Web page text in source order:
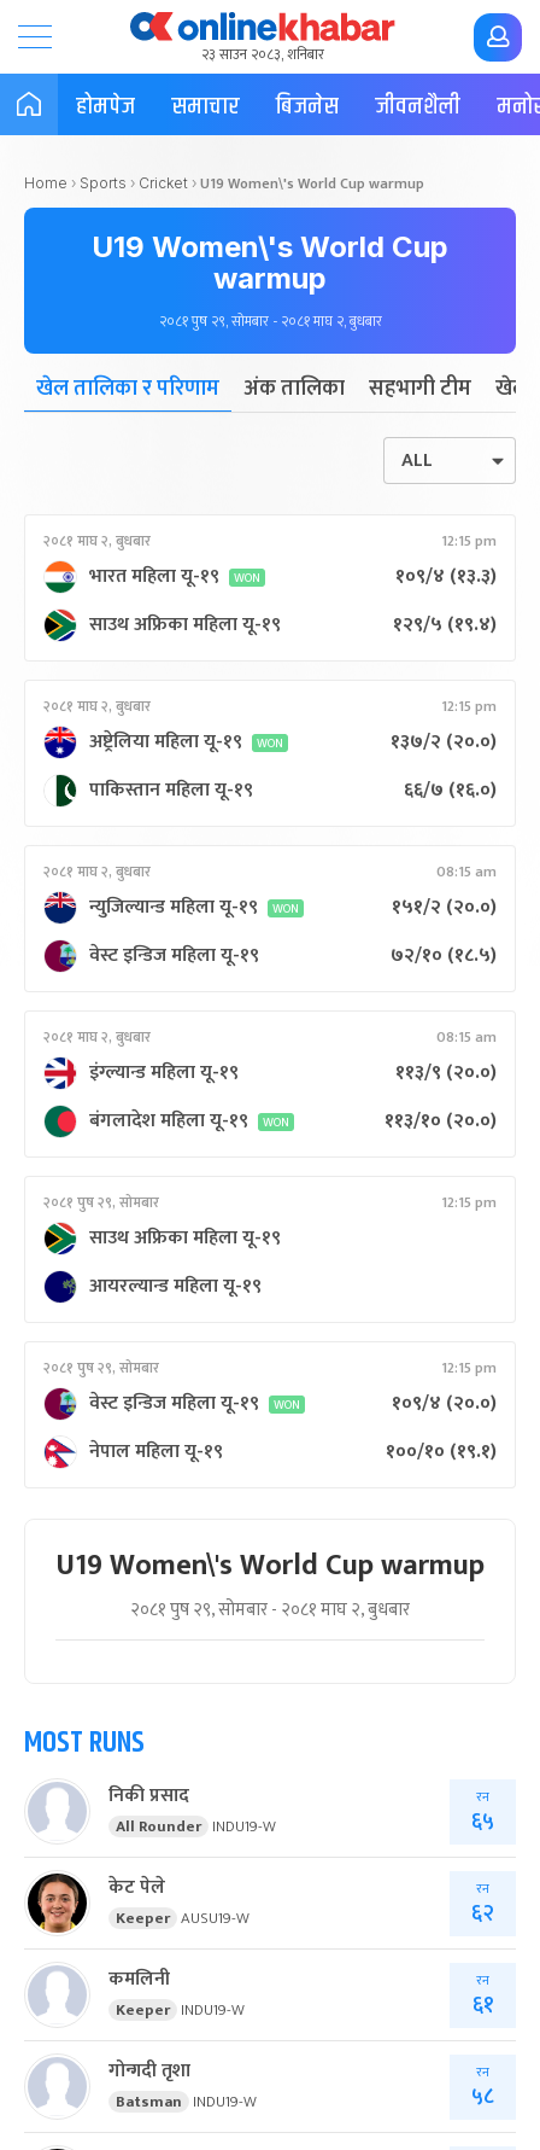
२३ साउन २०८३, शनिबार
होमपेज समाचार बिजनेस जीवनशैली
Home › Sports › Cricket › U19 Women\'s World Cup warmup
U19 Women\'s World Cup
warmup
२०८१ पुष २९, सोमबार - २०८१ माघ २, बुधबार
खेल तालिका र परिणाम अंक तालिका सहभागी टीम
२०८१ माघ २, बुधबार 12:15 pm
भारत महिला यू-१९ WON १०९/४ (१३.३)
साउथ अफ्रिका महिला यू-१९
१२९/५ (१९.४)
२०८१ माघ २, बुधबार 12:15 pm
अष्ट्रेलिया महिला यू-१९ WON १३७/२ (२०.०)
पाकिस्तान महिला यू-१९
६६/७ (१६.०)
२०८१ माघ २, बुधबार 08:15 am
न्युजिल्यान्ड महिला यू-१९ WON १५१/२ (२०.०)
वेस्ट इन्डिज महिला यू-१९
७२/१० (१८.५)
२०८१ माघ २, बुधबार 08:15 am
इंग्ल्यान्ड महिला यू-१९ ११३/९ (२०.०)
बंगलादेश महिला यू-१९
WON ११३/१० (२०.०)
२०८१ पुष २९, सोमबार 12:15 pm
साउथ अफ्रिका महिला यू-१९
आयरल्यान्ड महिला यू-१९
२०८१ पुष २९, सोमबार 12:15 pm
वेस्ट इन्डिज महिला यू-१९ WON १०९/४ (२०.०)
नेपाल महिला यू-१९
१००/१० (१९.१)
U19 Women\'s World Cup warmup
२०८१ पुष २९, सोमबार - २०८१ माघ २, बुधबार
MOST RUNS
निकी प्रसाद
All Rounder INDU19-W
रन
६५
केट पेले
Keeper AUSU19-W
रन
६२
कमलिनी
Keeper INDU19-W
रन
६१
गोन्गदी तृशा
Batsman INDU19-W
रन
५८